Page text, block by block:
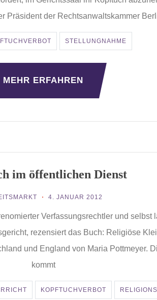
Präsident der Rechtsanwaltskammer
STELLUNGNAHME
MEHR ERFAHREN
im öffentlichen Dienst
4. JANUAR 2012
Verfassungsrechtler und selbst
rezensiert das Buch: Religiöse
und England von Maria Pottmeyer.
kommt
KOPFTUCHVERBOT